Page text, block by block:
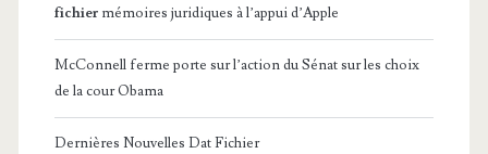
fichier mémoires juridiques à l’appui d’Apple
McConnell ferme porte sur l’action du Sénat sur les choix
de la cour Obama
Dernières Nouvelles Dat Fichier